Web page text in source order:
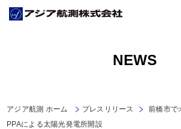
NEWS
アジア航測 ホーム プレスリリース
前橋市で
PPAによる太陽光発電所開設